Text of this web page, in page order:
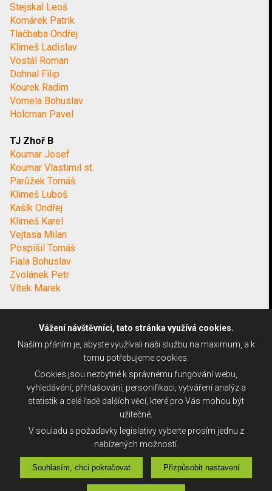
Stejskal Leoš
Komárek Patrik
Tlačbaba Ondřej
Klimeš Ladislav
Vostál Roman
Dohnal Filip
Kourek Radim
Vomela Bohuslav
Holcman Pavel
TJ Zhoř B
Koumar Josef
Koumar Vlastimil st.
Parůžek Tomáš
Klimeš Luboš
Kašík Ondřej
Klimeš Karel
Vejtasa Milan
Pospíšil Tomáš
Fiala Bohuslav
Zvolánek Petr
Vítek Marek
Vážení návštěvníci, tato stránka využívá cookies.
Naším přáním je, abyste využívali naši službu na maximum, a k
tomu potřebujeme cookies.
Cookies jsou nezbytné k správnému fungování webu,
vyhledávání, přihlašování, personifikaci, vytváření analýz a
statistik a celé řadě dalších věcí, které pro Vás mohou být
užitečné.
V souladu s požadavky legislativy vyberte prosím jednu z
nabízených možností.
Souhlasím, chci pokračovat Přizpůsobit nastavení